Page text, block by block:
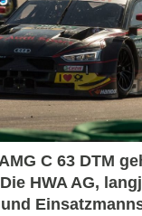
C 63 DTM
HWA AG,